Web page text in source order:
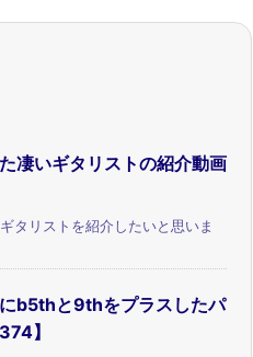
凄いギタリストの紹介動画
タリストを紹介したいと思いま
b5thと9thをプラスしたパ
】